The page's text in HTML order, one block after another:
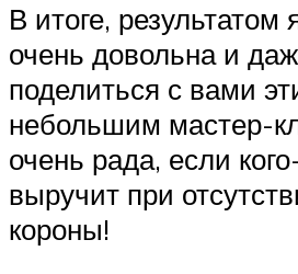
В итоге, результатом
очень довольна и
поделиться с вами
небольшим мастер-
очень рада, если
выручит при
короны!